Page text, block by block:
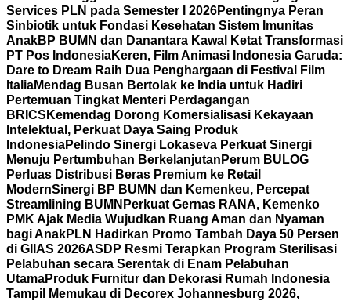
Services PLN pada Semester I 2026Pentingnya Peran
Sinbiotik untuk Fondasi Kesehatan Sistem Imunitas
AnakBP BUMN dan Danantara Kawal Ketat Transformasi
PT Pos IndonesiaKeren, Film Animasi Indonesia Garuda:
Dare to Dream Raih Dua Penghargaan di Festival Film
ItaliaMendag Busan Bertolak ke India untuk Hadiri
Pertemuan Tingkat Menteri Perdagangan
BRICS Kemendag Dorong Komersialisasi Kekayaan
Intelektual, Perkuat Daya Saing Produk
IndonesiaPelindo Sinergi Lokaseva Perkuat Sinergi
Menuju Pertumbuhan Berkelanjutan Perum BULOG
Perluas Distribusi Beras Premium ke Retail
ModernSinergi BP BUMN dan Kemenkeu, Percepat
Streamlining BUMN Perkuat Gernas RANA, Kemenko
PMK Ajak Media Wujudkan Ruang Aman dan Nyaman
bagi AnakPLN Hadirkan Promo Tambah Daya 50 Persen
di GIIAS 2026ASDP Resmi Terapkan Program Sterilisasi
Pelabuhan secara Serentak di Enam Pelabuhan
UtamaProduk Furnitur dan Dekorasi Rumah Indonesia
Tampil Memukau di Decorex Johannesburg 2026,